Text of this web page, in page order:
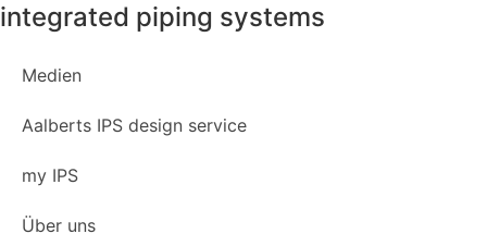
integrated piping systems
Medien
Aalberts IPS design service
my IPS
Über uns